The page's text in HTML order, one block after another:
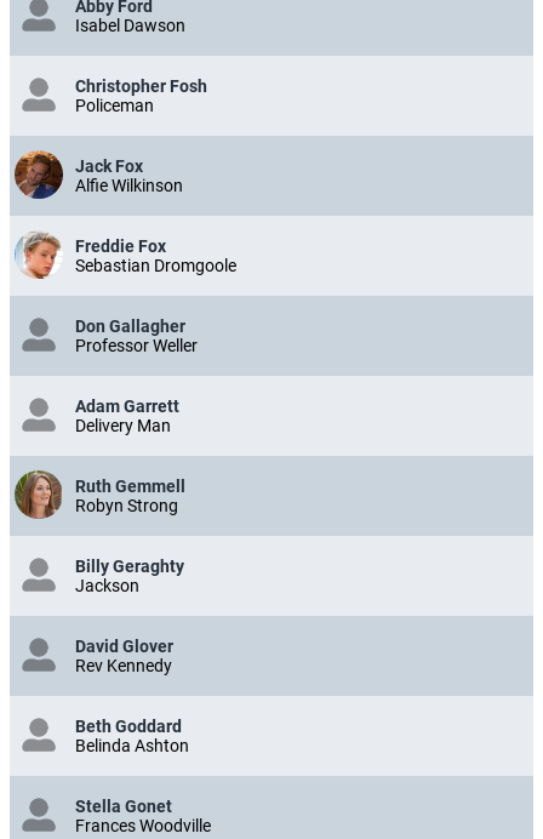
Abby Ford
Isabel Dawson
Christopher Fosh
Policeman
Jack Fox
Alfie Wilkinson
Freddie Fox
Sebastian Dromgoole
Don Gallagher
Professor Weller
Adam Garrett
Delivery Man
Ruth Gemmell
Robyn Strong
Billy Geraghty
Jackson
David Glover
Rev Kennedy
Beth Goddard
Belinda Ashton
Stella Gonet
Frances Woodville